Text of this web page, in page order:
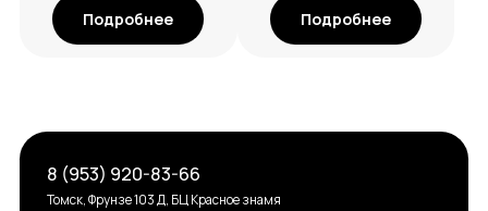
Подробнее Подробнее
8 (953) 920-83-66
Томск, Фрунзе 103 Д, БЦ Красное знамя